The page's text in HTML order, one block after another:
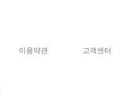
이용약관 고객센터